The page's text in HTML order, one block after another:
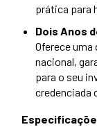
prática para
Dois Anos
Oferece
nacional,
para o seu
credenciada